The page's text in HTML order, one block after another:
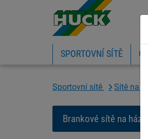
SPORTOVNÍ SÍTĚ
Sportovní sítě Sítě na
Brankové sítě na